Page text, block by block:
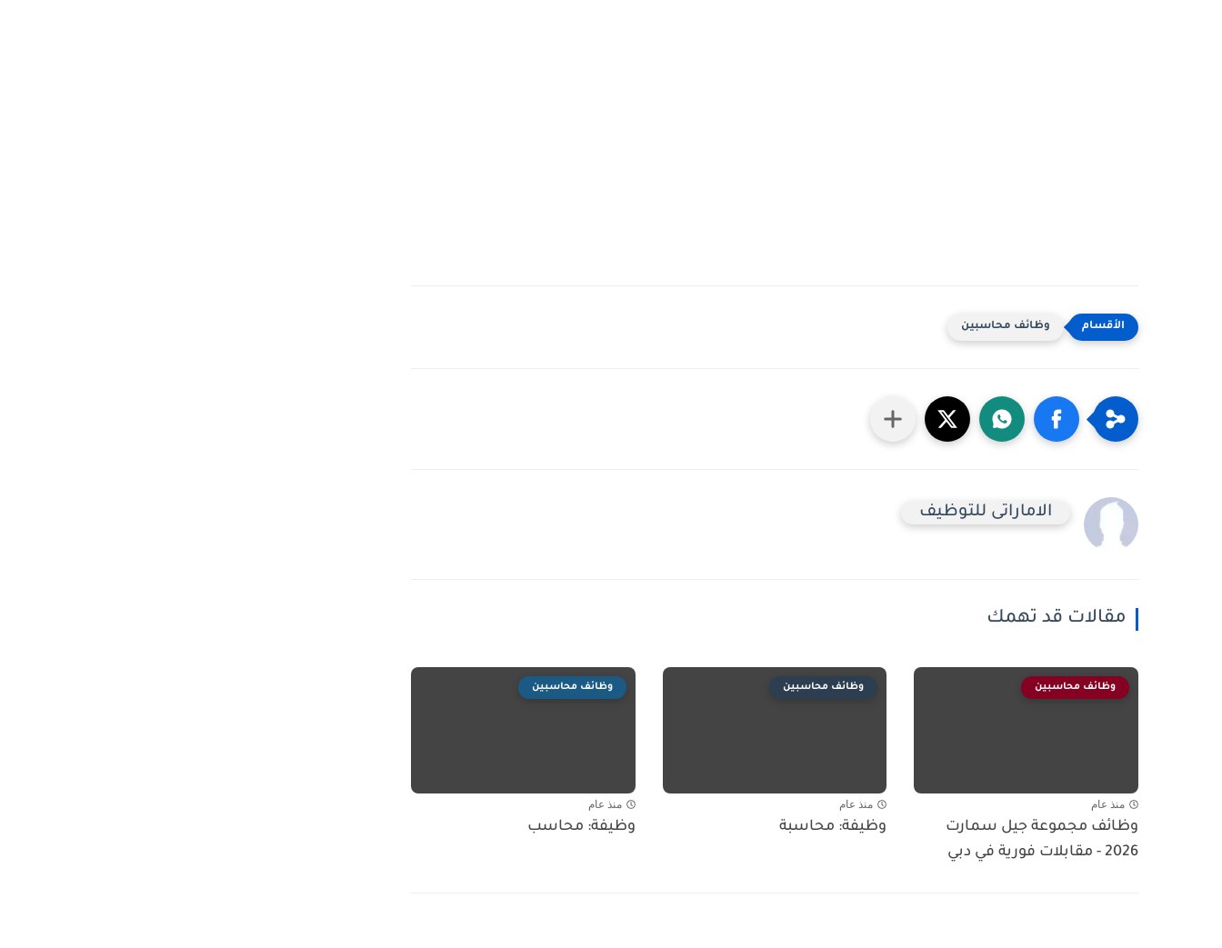
وظائف محاسبين
الاماراتى للتوظيف
مقالات قد تهمك
وظائف محاسبين
منذ عام
وظائف مجموعة جيل سمارت
2026 - مقابلات فورية في دبي
وظائف محاسبين
منذ عام
وظيفة: محاسبة
وظائف محاسبين
منذ عام
وظيفة: محاسب